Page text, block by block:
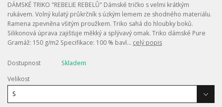
DÁMSKÉ TRIKO "REBELIE REBELŮ" Dámské tričko s velmi krátkým
rukávem. Volný kulatý průkrčník s úzkým lemem ze shodného materiálu.
Ramena zpevněna všitým proužkem. Triko sahá do hloubky boků.
Silikonová úprava zajišťuje měkký a splývavý omak. Triko dámské Pure
Gramáž: 150 g/m2 Specifikace: 100 % bavl... celý popis
Dostupnost
Skladem
Velikost